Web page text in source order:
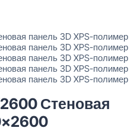
Стеновая